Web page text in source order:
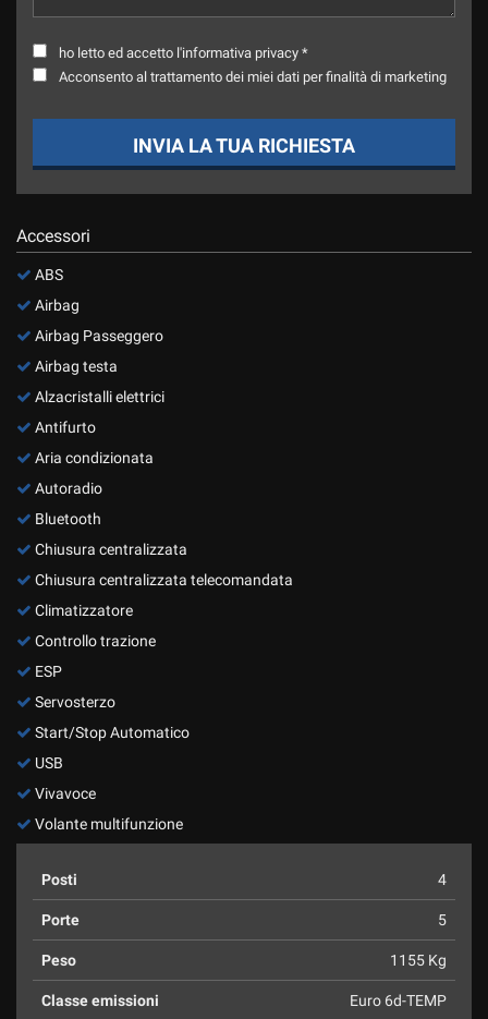
ho letto ed accetto l'informativa privacy *
Acconsento al trattamento dei miei dati per finalità di marketing
INVIA LA TUA RICHIESTA
Accessori
ABS
Airbag
Airbag Passeggero
Airbag testa
Alzacristalli elettrici
Antifurto
Aria condizionata
Autoradio
Bluetooth
Chiusura centralizzata
Chiusura centralizzata telecomandata
Climatizzatore
Controllo trazione
ESP
Servosterzo
Start/Stop Automatico
USB
Vivavoce
Volante multifunzione
Posti 4
Porte 5
Peso 1155 Kg
Classe emissioni Euro 6d-TEMP